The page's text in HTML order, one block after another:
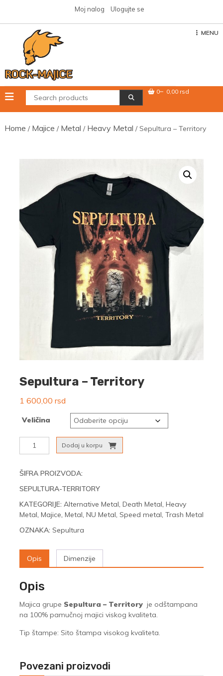
content
Moj nalog Ulogujte se
MENU
0 0,00 rsd
Home / Majice / Metal / Heavy Metal / Sepultura – Territory
Sepultura – Territory
1 600,00 rsd
Veličina
Sepultura
-
količina
Dodaj u korpu
ŠIFRA PROIZVODA:
SEPULTURA-TERRITORY
KATEGORIJE: Alternative Metal, Death Metal, Heavy
Metal, Majice, Metal, NU Metal, Speed metal, Trash Metal
OZNAKA: Sepultura
Opis Dimenzije
Opis
Majica grupe Sepultura – Territory je odštampana
na 100% pamučnoj majici viskog kvaliteta.
Tip štampe: Sito štampa visokog kvaliteta.
Povezani proizvodi